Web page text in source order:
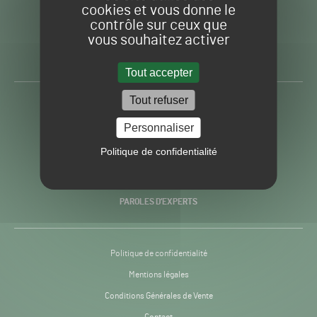
cookies et vous donne le
contrôle sur ceux que
vous souhaitez activer
Tout accepter
Tout refuser
Personnaliser
Politique de confidentialité
Gazon
Sport
H24
-
Toute l’info autour du
PRATIQUES
PAROLES D’EXPERTS
Politique de confidentialité
Mentions légales
Conditions Générales de Vente